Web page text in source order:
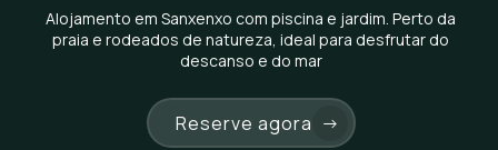
Alojamento em Sanxenxo com piscina e jardim. Perto da
praia e rodeados de natureza, ideal para desfrutar do
descanso e do mar
Reserve agora →